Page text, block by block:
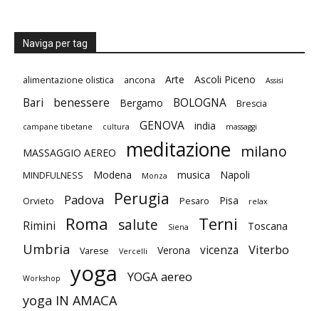
Naviga per tag
alimentazione olistica ancona Arte Ascoli Piceno Assisi
Bari benessere Bergamo BOLOGNA Brescia
campane tibetane cultura GENOVA india massaggi
MASSAGGIO AEREO meditazione milano
MINDFULNESS Modena Monza musica Napoli
Orvieto Padova Perugia Pesaro Pisa relax
Rimini Roma salute Siena Terni Toscana
Umbria Varese Vercelli Verona vicenza Viterbo
Workshop yoga YOGA aereo
yoga IN AMACA